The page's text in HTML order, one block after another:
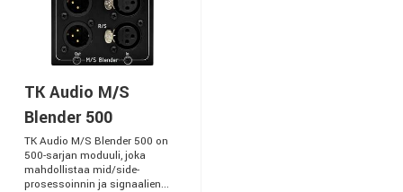
TK Audio M/S
Blender 500
TK Audio M/S Blender 500 on
500-sarjan moduuli, joka
mahdollistaa mid/side-
prosessoinnin ja signaalien...